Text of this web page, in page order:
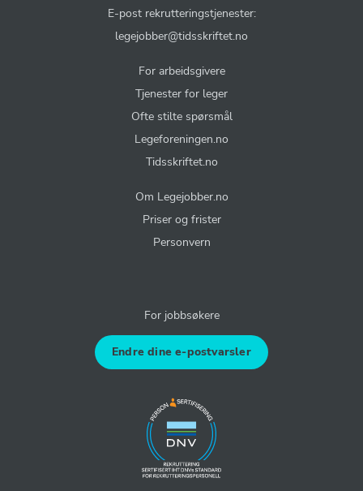
E-post rekrutteringstjenester:
legejobber@tidsskriftet.no
For arbeidsgivere
Tjenester for leger
Ofte stilte spørsmål
Legeforeningen.no
Tidsskriftet.no
Om Legejobber.no
Priser og frister
Personvern
For jobbsøkere
Endre dine e-postvarsler